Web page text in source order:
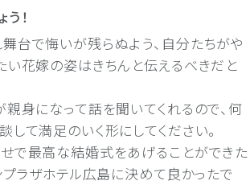
！
台で悔いが残らぬよう、自分たちがや
い花嫁の姿はきちんと伝えるべきだと
親身になって話を聞いてくれるので、何
して満足のいく形にしてください。
で最高な結婚式をあげることができた
プラザホテル広島に決めて良かったで